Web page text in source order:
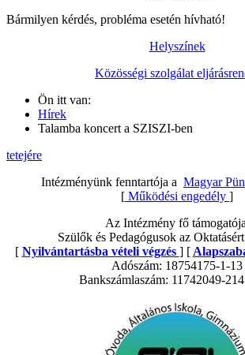
Bármilyen kérdés, probléma esetén hívható!
Helyszínek
Közösségi szolgálat
Ön itt van:
Hírek
Talamba koncert a SZISZI-ben
tetejére
Intézményünk fenntartója a Magyar
[ Működési engedély ]
Az Intézmény fő
Szülők és Pedagógusok az
[ Nyilvántartásba vételi végzés ] [
Adószám: 18754175-1-13
Bankszámlaszám: 11742049-